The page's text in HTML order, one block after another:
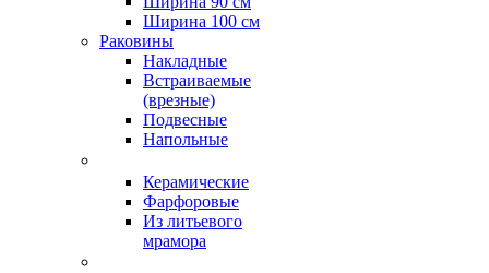
Ширина 100 см
Раковины
Накладные
Встраиваемые
(врезные)
Подвесные
Напольные
Керамические
Фарфоровые
Из литьевого
мрамора